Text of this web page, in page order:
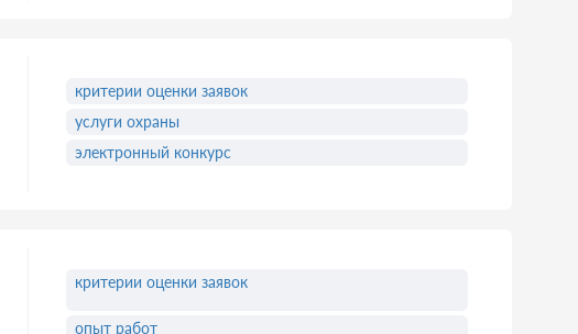
критерии оценки заявок
услуги охраны
электронный конкурс
критерии оценки заявок
опыт работ